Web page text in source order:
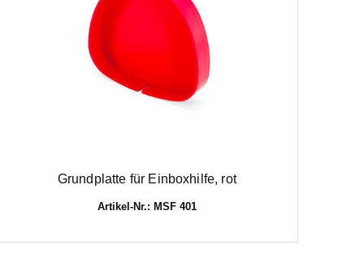
Grundplatte für Einboxhilfe, rot
Artikel-Nr.: MSF 401